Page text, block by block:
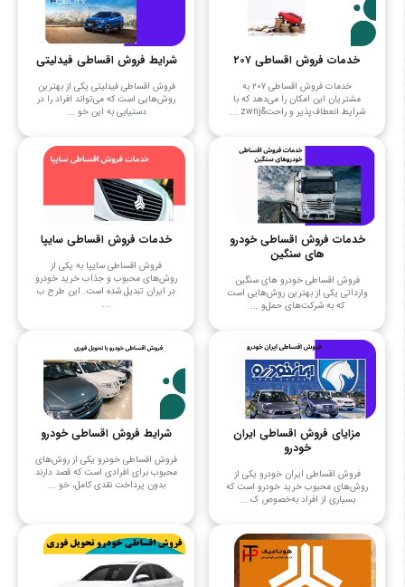
خدمات فروش اقساطی ۲۰۷
خدمات فروش اقساطی ۲۰۷ به
مشتریان این امکان را می‌دهد که با
شرایط انعطاف‌پذیر و راحت&zwnj ...
شرایط فروش اقساطی فیدلیتی
فروش اقساطی فیدلیتی یکی از بهترین
روش‌هایی است که می‌تواند افراد را در
دستیابی به این خو ...
خدمات فروش اقساطی خودرو
های سنگین
فروش اقساطی خودرو های سنگین
وارداتی یکی از بهترین روش‌هایی است
که به شرکت‌های حمل‌و ...
خدمات فروش اقساطی سایپا
فروش اقساطی سایپا به یکی از
روش‌های محبوب و جذاب خرید خودرو
در ایران تبدیل شده است. این طرح ب
...
مزایای فروش اقساطی ایران
خودرو
فروش اقساطی ایران خودرو یکی از
روش‌های محبوب خرید خودرو است که
بسیاری از افراد به‌خصوص ک ...
شرایط فروش اقساطی خودرو
فروش اقساطی خودرو یکی از روش‌های
محبوب برای افرادی است که قصد دارند
بدون پرداخت نقدی کامل، خو ...